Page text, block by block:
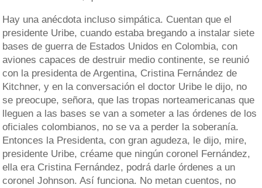
Hay una anécdota incluso simpática. Cuentan que el
presidente Uribe, cuando estaba bregando a instalar siete
bases de guerra de Estados Unidos en Colombia, con
aviones capaces de destruir medio continente, se reunió
con la presidenta de Argentina, Cristina Fernández de
Kitchner, y en la conversación el doctor Uribe le dijo, no
se preocupe, señora, que las tropas norteamericanas que
lleguen a las bases se van a someter a las órdenes de los
oficiales colombianos, no se va a perder la soberanía.
Entonces la Presidenta, con gran agudeza, le dijo, mire,
presidente Uribe, créame que ningún coronel Fernández,
ella era Cristina Fernández, podrá darle órdenes a un
coronel Johnson. Así funciona. No metan cuentos, no